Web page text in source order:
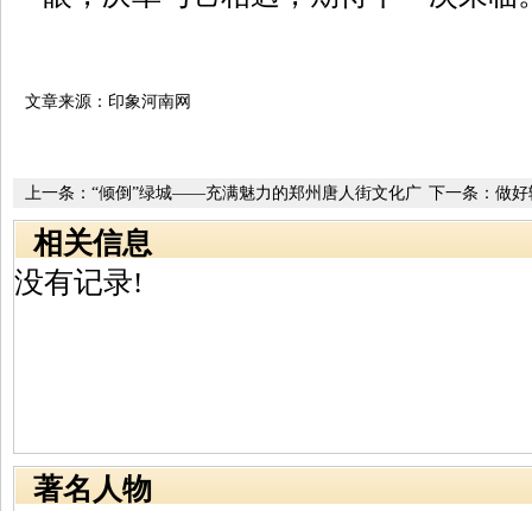
文章来源：印象河南网
下一条： 做
度渐趋完善
上一条： “倾倒”绿城——充满魅力的郑州唐人街文化广
场
相关信息
没有记录!
著名人物